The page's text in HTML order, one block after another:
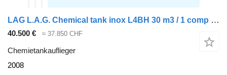
LAG L.A.G. Chemical tank inox L4BH 30 m3 / 1 comp + pump
40.500 € ≈ 37.850 CHF
Chemietankauflieger
2008